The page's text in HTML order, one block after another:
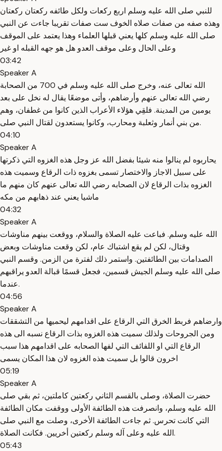
للنبي صلى الله عليه وسلم اربع ركعات ولكل طائفه ركعتان ركعتان
وهذه صفه من صفات صلاه الخوف ست صفات تقريبا جاءت عن النبي
صلى الله عليه وسلم كلها يعني قبلها العلماء وهذا يعتمد على الموقف
وعلى الحال وعلى موقف العدو هل هو جهه القبله او غير
03:42
Speaker A
الله تعالى عنه، وخرج صلى الله عليه وسلم في 700 من الصحابة
رضي الله تعالى عنهم وأرضاهم، وأتى موضعًا يقال له نخل على بعد
يومين من المدينة. فلقِي هؤلاء الأعراب الذين كانوا من غطفان، وهم
من بني أنمار وثعلبة ومحارب، وكانوا يستعدون لقتال النبي صلى.
04:10
Speaker A
يحاربوه لم ينالوا منه شيئا بفضل الله عز وجل هذه الغزوه التي ذكرتها
على سبيل الاجاز والاختصار تسمى بغزوه ذات الرقاع وسميت هذه
الغزوه بذات الرقاع لان الصحابه رضي الله تعالى عنهم كان منهم ما
ماشيا يعني عند ذهابهم من مكه
04:32
Speaker A
الله عليه وسلم. فباعت عليه الصلاة والسلام، ووقعت بينهم مناوشات
وقتال، لكن لم يقع اشتباك عام، لكن وقعت مناوشات وبعض
الصدامات بين الطائفتين. واستمر ذلك لفترة من الزمن. وقسم النبي
صلى الله عليه وسلم الجيش قسمين، فجعل قسمًا قبالة العدو يراقبهم
عندما.
04:56
Speaker A
وارضاهم فربط الخرق التي الرقاع على اقدامهم ليحميها من التشققات
ومن الجروحات ولذلك سميت هذه الغزوه بذات الرقاع نسبه الى هذه
الرقاع التي او اللفائف التي لفها الصحابه على اقدامهم هذا سبب
اخرون قالوا بل سميت هذه الغزوه لان هذا المكان يسمى
05:19
Speaker A
حضرت الصلاة، وصلى بالقسم الثاني ركعتين كاملتين، ثم بقي صلى
الله عليه وسلم، وانصرفت هذه الطائفة الأولى ووقفت مكان الطائفة
التي كانت تحرس. ثم جاءت الطائفة الأخرى، وصلت مع النبي صلى
الله عليه وعلى آله وسلم ركعتين أخريين. فكانت الصلاة.
05:43